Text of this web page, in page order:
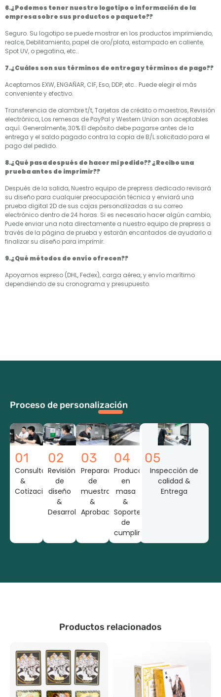
6.¿Podemos tener nuestro logotipo o información de la
empresa sobre sus productos o paquete??
Seguro. Su logotipo se puede mostrar en los productos imprimiendo,
realce, Debilitamiento, papel de oro/plata, estampado en caliente,
Spot UV, o pegatina, etc..
7.¿Cuáles son sus términos de entrega y términos de pago??
Aceptamos EXW, ENGAÑAR, CIF, Eso, DDP, etc.. Puede elegir el más
conveniente y efectivo.
Transferencia de alambre t/t, Tarjetas de crédito o maestros, Revisión
electrónica, Los remesas de PayPal y Western Union son aceptables
aquí. Generalmente, 30% El depósito debe pagarse antes de la
entrega y el saldo pagado contra la copia de B/L solicitado para el
pago del pedido.
8.¿Qué pasa después de hacer mi pedido?? ¿Recibo una
prueba antes de imprimir??
Después de la salida, Nuestro equipo de prepress dedicado revisará
su diseño para cualquier preocupación técnica y enviará una
prueba digital 2D de sus cajas personalizadas a su correo
electrónico dentro de 24 horas. Si es necesario hacer algún cambio,
Puede enviar una nota directamente a nuestro equipo de prepress a
través de la página de prueba y estarán encantados de ayudarlo a
finalizar su diseño para imprimir.
9.¿Qué métodos de envío ofrecen??
Apoyamos expreso (DHL, Fedex), carga aérea, y envío marítimo
dependiendo de su cronograma y presupuesto.
Proceso de personalización
01
Consulta
&
Cotización
02
Revisión
de
diseño
&
Desarrollo
03
Preparación
de
muestra
&
Aprobación
04
Producción
en
masa
&
Soporte
de
cumplimiento
05
Inspección de
calidad &
Entrega
Productos relacionados